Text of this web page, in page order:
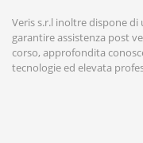
Veris s.r.l inoltre dispone
garantire assistenza post
corso, approfondita
tecnologie ed elevata